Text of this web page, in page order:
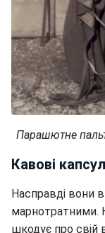
Парашютне
Кавові
Насправді вони
марнотратними.
шкодує про свій